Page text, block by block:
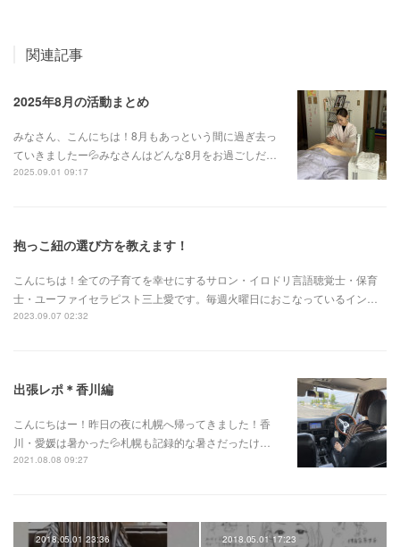
関連記事
2025年8月の活動まとめ
みなさん、こんにちは！8月もあっという間に過ぎ去っ
ていきましたー💦みなさんはどんな8月をお過ごしだ…
2025.09.01 09:17
抱っこ紐の選び方を教えます！
こんにちは！全ての子育てを幸せにするサロン・イロドリ言語聴覚士・保育
士・ユーファイセラピスト三上愛です。毎週火曜日におこなっているイン…
2023.09.07 02:32
出張レポ＊香川編
こんにちはー！昨日の夜に札幌へ帰ってきました！香
川・愛媛は暑かった💦札幌も記録的な暑さだったけ…
2021.08.08 09:27
2018.05.01 23:36 2018.05.01 17:23